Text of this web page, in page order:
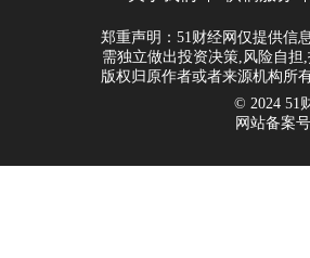
郑重声明：51财经网仅提供信
需独立做出投资决策,风险自
版权归原作者或者来源机构所
© 2024 51
网站备案